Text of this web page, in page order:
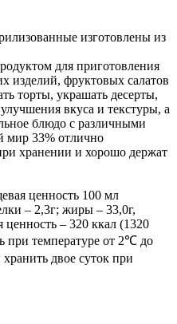
изготовлены из
для приготовления
изделий, фруктовых салатов
торты, украшать десерты,
вкуса и текстуры, а
блюдо с различными
33% отлично
хранении и хорошо держат
ценность 100 мл
– 2,3г; жиры – 33,0г,
ценность – 320 ккал (1320
при температуре от 2℃ до
двое суток при